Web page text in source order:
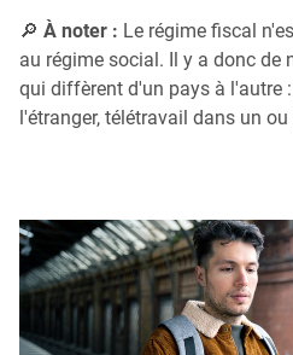
🔎 À noter : Le régime fiscal
au régime social. Il y a donc de
qui diffèrent d'un pays à l'autre
l'étranger, télétravail dans un